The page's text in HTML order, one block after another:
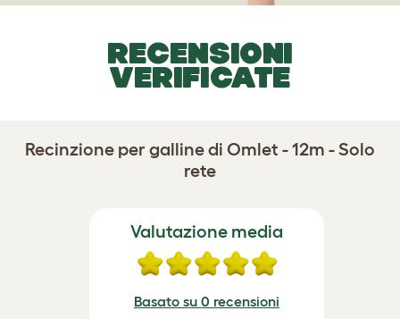
RECENSIONI
VERIFICATE
Recinzione per galline di Omlet - 12m - Solo
rete
Valutazione media
Basato su 0 recensioni